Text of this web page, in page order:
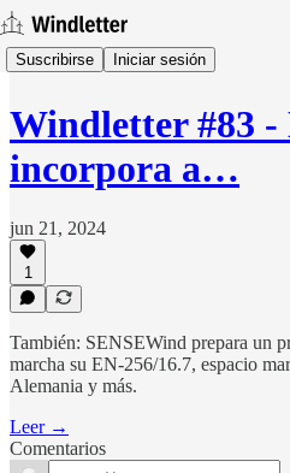
Suscribirse Iniciar sesión
Windletter #83
incorpora a…
jun 21, 2024
1
También: SENSEWind prepara un
marcha su EN-256/16.7, espacio
Alemania y más.
Leer →
Comentarios